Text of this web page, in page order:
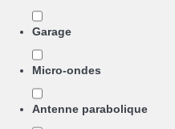
Garage
Micro-ondes
Antenne parabolique